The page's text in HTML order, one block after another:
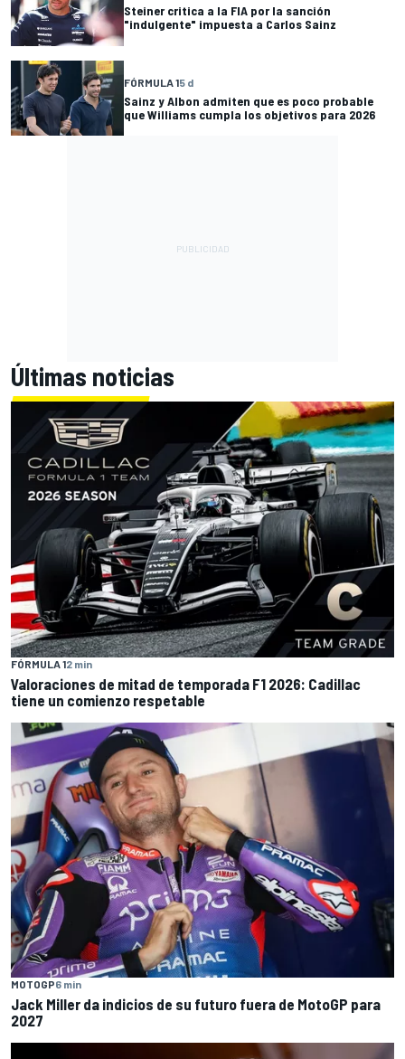
Steiner critica a la FIA por la sanción
"indulgente" impuesta a Carlos Sainz
FÓRMULA 15 d
Sainz y Albon admiten que es poco probable
que Williams cumpla los objetivos para 2026
Últimas noticias
FÓRMULA 12 min
Valoraciones de mitad de temporada F1 2026: Cadillac
tiene un comienzo respetable
MOTOGP6 min
Jack Miller da indicios de su futuro fuera de MotoGP para
2027